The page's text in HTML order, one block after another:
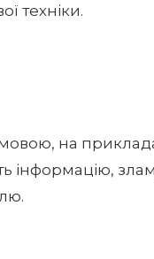
техніки.
на